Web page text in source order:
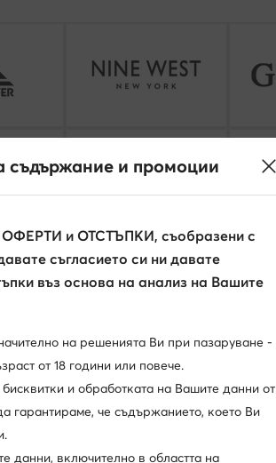
съдържание и промоции
и ОТСТЪПКИ, съобразени с
съгласието си ни давате
въз основа на анализ на Вашите
на решенията Ви при пазаруване -
от 18 години или повече.
и обработката на Вашите данни от
гарантираме, че съдържанието, което Ви
данни, включително в областта на